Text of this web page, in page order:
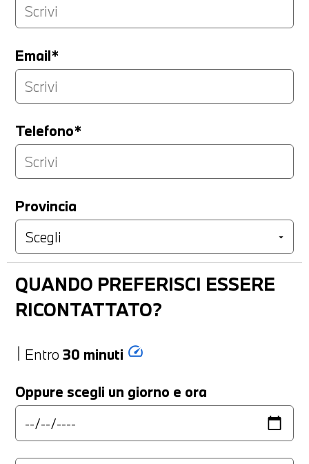
Email*
Telefono*
Provincia
QUANDO PREFERISCI ESSERE
RICONTATTATO?
Entro 30 minuti speed
Oppure scegli un giorno e ora